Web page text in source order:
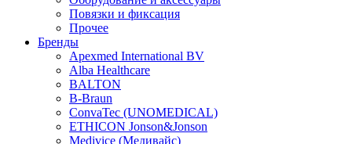
Повязки и фиксация
Прочее
Бренды
Apexmed International BV
Alba Healthcare
BALTON
B-Braun
ConvaTec (UNOMEDICAL)
ETHICON Jonson&Jonson
Medivice (Медивайс)